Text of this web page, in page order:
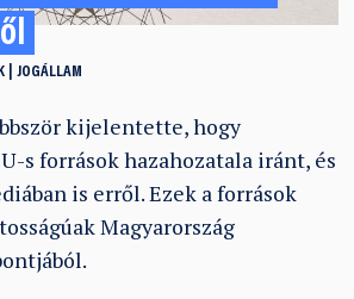
JOGÁLLAM
kijelentette, hogy
s források hazahozatala iránt, és
is erről. Ezek a források
Magyarország